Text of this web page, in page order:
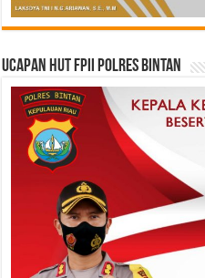
Ucapan HUT FPII Polres Bintan